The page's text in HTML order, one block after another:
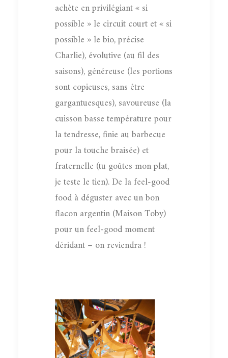
achète en privilégiant « si
possible » le circuit court et « si
possible » le bio, précise
Charlie), évolutive (au fil des
saisons), généreuse (les portions
sont copieuses, sans être
gargantuesques), savoureuse (la
cuisson basse température pour
la tendresse, finie au barbecue
pour la touche braisée) et
fraternelle (tu goûtes mon plat,
je teste le tien). De la feel-good
food à déguster avec un bon
flacon argentin (Maison Toby)
pour un feel-good moment
déridant – on reviendra !